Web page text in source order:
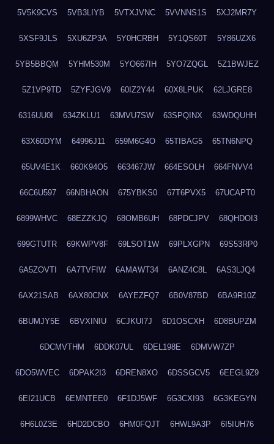
5V5K9CVS 5VB3LIYB 5VTXJVNC 5VVNNS1S 5XJ2MR7Y
5XSF9JLS 5XU6ZP3A 5Y0HCRBH 5Y1QS60T 5Y86UZX6
5YB5BBQM 5YHM530M 5YO667IH 5YO7ZQGL 5Z1BWJEZ
5Z1VP9TD 5ZYFJGV9 60IZ2Y44 60X8LPUK 62LJGRE8
6316UU0I 634ZKLU1 63MVU7SW 63SPQINX 63WDQUHH
63X60DYM 64996J11 659M6G4O 65TIBAG5 65TN6NPQ
65UV4E1K 660K94O5 663467JW 664ESOLH 664FNVV4
66C6U597 66NBHAON 675YBKS0 67T6PVX5 67UCAPT0
6899WHVC 68EZZKJQ 68OMB6UH 68PDCJPV 68QHDOI3
699GTUTR 69KWPV8F 69LSOT1W 69PLXGPN 69S53RP0
6A5ZOVTI 6A7TVFIW 6AMAWT34 6ANZ4C8L 6AS3LJQ4
6AX21SAB 6AX80CNX 6AYEZFQ7 6B0V87BD 6BA9R10Z
6BUMJY5E 6BVXINIU 6CJKUI7J 6D1OSCXH 6D8BUPZM
6DCMVTHM 6DDK07UL 6DEL198E 6DMVW7ZP
6DO5WVEC 6DPAK2I3 6DREN8XO 6DSSGCV5 6EEGL9Z9
6EI21UCB 6EMNTEE0 6F1DJ5WF 6G3CXI93 6G3KEGYN
6H6L0Z3E 6HD2DCBO 6HM0FQJT 6HWL9A3P 6I5IUH76